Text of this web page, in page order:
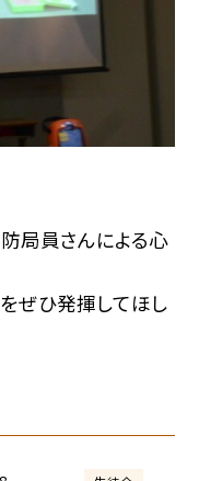
局員さんによる心
ぜひ発揮してほし